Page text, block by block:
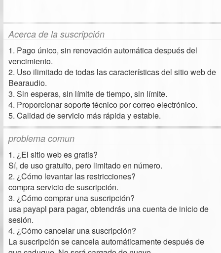
Acerca de la suscripción
1. Pago único, sin renovación automática después del
vencimiento.
2. Uso ilimitado de todas las características del sitio web de
Bearaudio.
3. Sin esperas, sin límite de tiempo, sin límite.
4. Proporcionar soporte técnico por correo electrónico.
5. Calidad de servicio más rápida y estable.
problema comun
1. ¿El sitio web es gratis?
Sí, de uso gratuito, pero limitado en número.
2. ¿Cómo levantar las restricciones?
compra servicio de suscripción.
3. ¿Cómo comprar una suscripción?
usa payapl para pagar, obtendrás una cuenta de inicio de
sesión.
4. ¿Cómo cancelar una suscripción?
La suscripción se cancela automáticamente después de